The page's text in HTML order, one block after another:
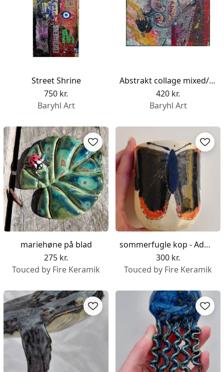
Street Shrine
750 kr.
Baryhl Art
Abstrakt collage mixed/media 9.
420 kr.
Baryhl Art
mariehøne på blad
275 kr.
Touced by Fire Keramik
sommerfugle kop - Admiral
300 kr.
Touced by Fire Keramik